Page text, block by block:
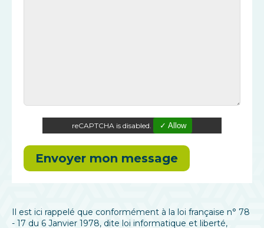
reCAPTCHA is disabled. ✓ Allow
Il est ici rappelé que conformément à la loi française n° 78
- 17 du 6 Janvier 1978, dite loi informatique et liberté,